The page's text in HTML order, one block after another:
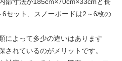
セット、スノーボードは2～6枚の
によって多少の違いはあります
されているのがメリットです。